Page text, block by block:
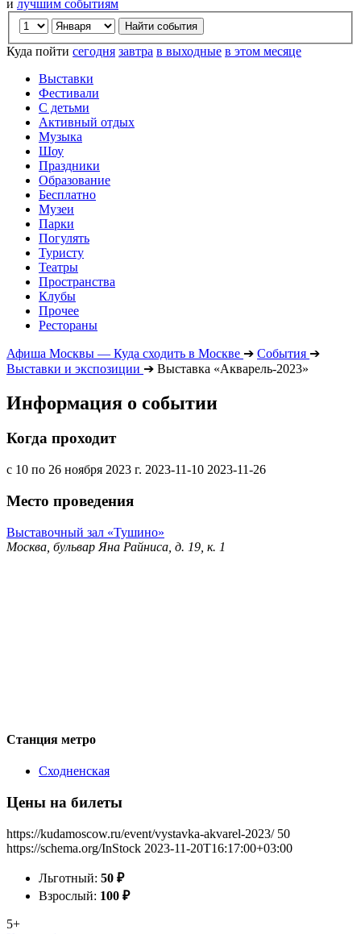
и лучшим событиям
Куда пойти сегодня завтра в выходные в этом месяце
Выставки
Фестивали
С детьми
Активный отдых
Музыка
Шоу
Праздники
Образование
Бесплатно
Музеи
Парки
Погулять
Туристу
Театры
Пространства
Клубы
Прочее
Рестораны
Афиша Москвы — Куда сходить в Москве ➔ События ➔
Выставки и экспозиции ➔ Выставка «Акварель-2023»
Информация о событии
Когда проходит
с 10 по 26 ноября 2023 г. 2023-11-10 2023-11-26
Место проведения
Выставочный зал «Тушино»
Москва, бульвар Яна Райниса, д. 19, к. 1
Станция метро
Сходненская
Цены на билеты
https://kudamoscow.ru/event/vystavka-akvarel-2023/ 50
https://schema.org/InStock 2023-11-20T16:17:00+03:00
Льготный: 50 ₽
Взрослый: 100 ₽
5+